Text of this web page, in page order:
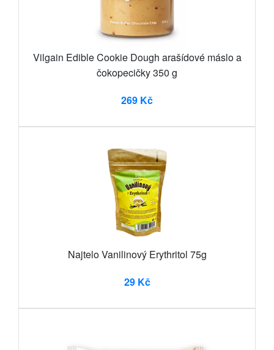
Vilgain Edible Cookie Dough arašídové máslo a
čokopecičky 350 g
269 Kč
Najtelo Vanilinový Erythritol 75g
29 Kč